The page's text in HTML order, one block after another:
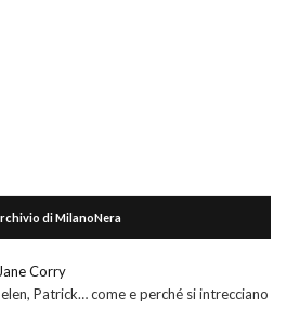
di MilanoNera
Corry
Patrick… come e perché si intrecciano